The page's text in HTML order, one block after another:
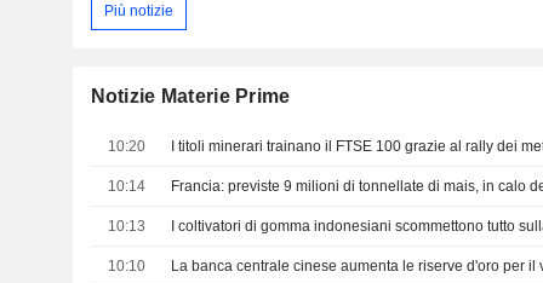
Più notizie
Notizie Materie Prime
10:20 I titoli minerari trainano il FTSE 100 grazie al rally dei
10:14 Francia: previste 9 milioni di tonnellate di mais, in calo
10:13 I coltivatori di gomma indonesiani scommettono tutto
10:10